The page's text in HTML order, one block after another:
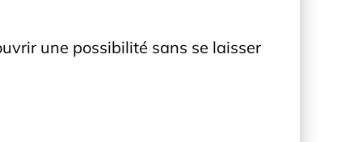
une possibilité sans se laisser